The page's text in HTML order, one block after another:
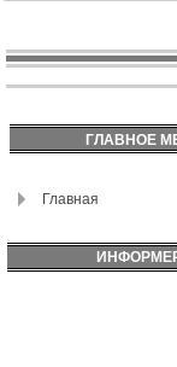
ГЛАВНОЕ
Главная